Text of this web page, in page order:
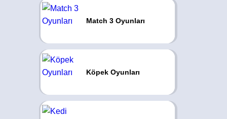
Match 3 Oyunları
Köpek Oyunları